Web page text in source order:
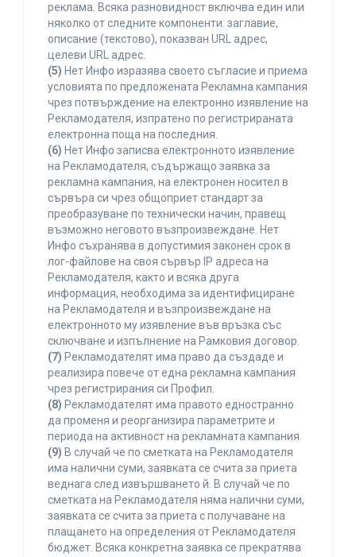
реклама. Всяка разновидност включва един или
няколко от следните компоненти: заглавие,
описание (текстово), показван URL адрес,
целеви URL адрес.
(5) Нет Инфо изразява своето съгласие и приема
условията по предложената Рекламна кампания
чрез потвърждение на електронно изявление на
Рекламодателя, изпратено по регистрираната
електронна поща на последния.
(6) Нет Инфо записва електронното изявление
на Рекламодателя, съдържащо заявка за
рекламна кампания, на електронен носител в
сървъра си чрез общоприет стандарт за
преобразуване по технически начин, правещ
възможно неговото възпроизвеждане. Нет
Инфо съхранява в допустимия законен срок в
лог-файлове на своя сървър IP адреса на
Рекламодателя, както и всяка друга
информация, необходима за идентифициране
на Рекламодателя и възпроизвеждане на
електронното му изявление във връзка със
сключване и изпълнение на Рамковия договор.
(7) Рекламодателят има право да създаде и
реализира повече от една рекламна кампания
чрез регистрирания си Профил.
(8) Рекламодателят има правото едностранно
да променя и реорганизира параметрите и
периода на активност на рекламната кампания.
(9) В случай че по сметката на Рекламодателя
има налични суми, заявката се счита за приета
веднага след извършването й. В случай че по
сметката на Рекламодателя няма налични суми,
заявката се счита за приета с получаване на
плащането на определения от Рекламодателя
бюджет. Всяка конкретна заявка се прекратява